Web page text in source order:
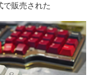
で販売された